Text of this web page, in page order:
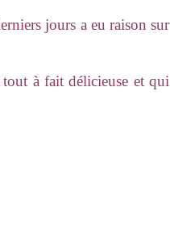
jours a eu raison sur
à fait délicieuse et qui